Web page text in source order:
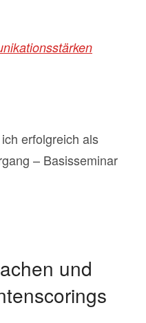
erfolgreich als
– Basisseminar
und